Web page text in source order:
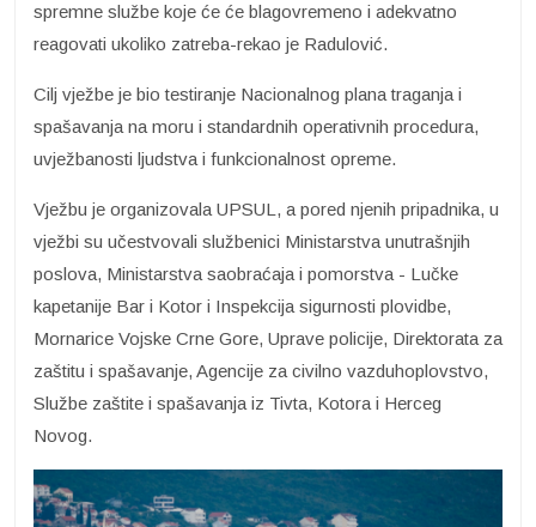
spremne službe koje će će blagovremeno i adekvatno
reagovati ukoliko zatreba-rekao je Radulović.
Cilj vježbe je bio testiranje Nacionalnog plana traganja i
spašavanja na moru i standardnih operativnih procedura,
uvježbanosti ljudstva i funkcionalnost opreme.
Vježbu je organizovala UPSUL, a pored njenih pripadnika, u
vježbi su učestvovali službenici Ministarstva unutrašnjih
poslova, Ministarstva saobraćaja i pomorstva - Lučke
kapetanije Bar i Kotor i Inspekcija sigurnosti plovidbe,
Mornarice Vojske Crne Gore, Uprave policije, Direktorata za
zaštitu i spašavanje, Agencije za civilno vazduhoplovstvo,
Službe zaštite i spašavanja iz Tivta, Kotora i Herceg
Novog.